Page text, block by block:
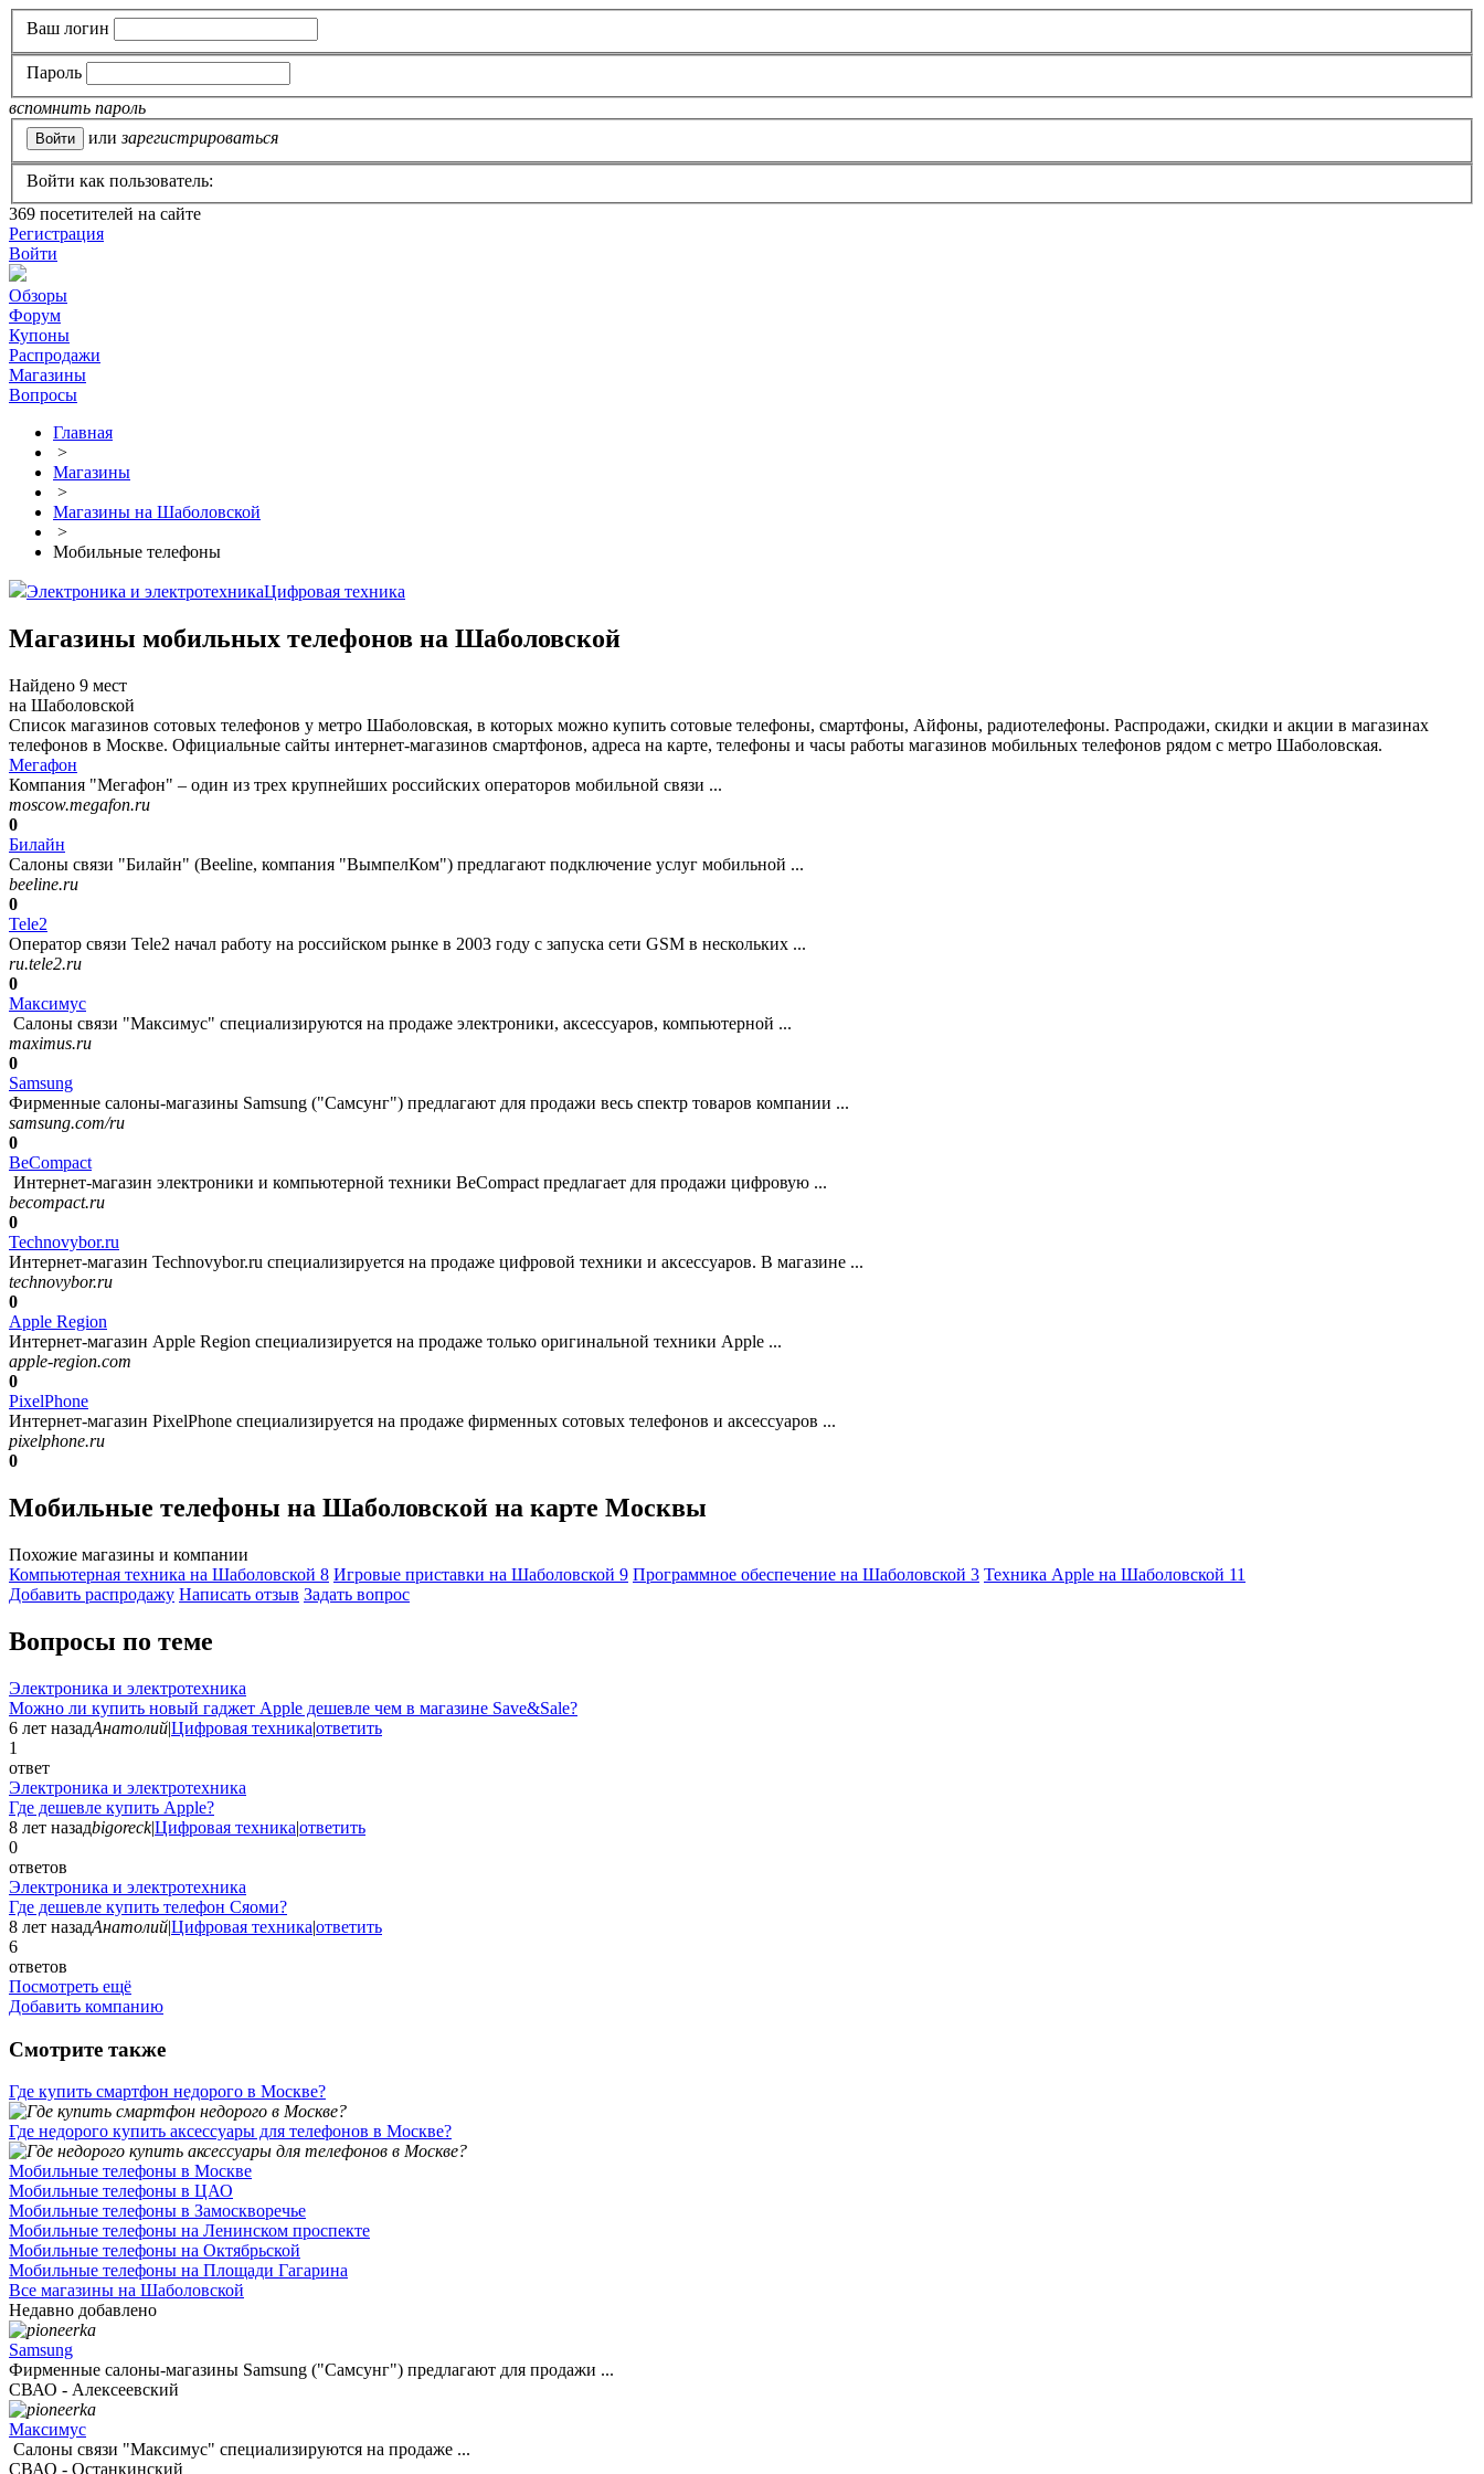
Ваш логин
Пароль
вспомнить пароль
или зарегистрироваться
Войти как пользователь:
369 посетителей на сайте
Регистрация
Войти
Обзоры
Форум
Купоны
Распродажи
Магазины
Вопросы
Главная
>
Магазины
>
Магазины на Шаболовской
>
Мобильные телефоны
Электроника и электротехникаЦифровая техника
Магазины мобильных телефонов на Шаболовской
Найдено 9 мест
на Шаболовской
Список магазинов сотовых телефонов у метро Шаболовская, в которых можно купить сотовые телефоны, смартфоны, Айфоны, радиотелефоны. Распродажи, скидки и акции в магазинах
телефонов в Москве. Официальные сайты интернет-магазинов смартфонов, адреса на карте, телефоны и часы работы магазинов мобильных телефонов рядом с метро Шаболовская.
Мегафон
Компания "Мегафон" – один из трех крупнейших российских операторов мобильной связи ...
moscow.megafon.ru
0
Билайн
Салоны связи "Билайн" (Beeline, компания "ВымпелКом") предлагают подключение услуг мобильной ...
beeline.ru
0
Tele2
Оператор связи Tele2 начал работу на российском рынке в 2003 году с запуска сети GSM в нескольких ...
ru.tele2.ru
0
Максимус
Салоны связи "Максимус" специализируются на продаже электроники, аксессуаров, компьютерной ...
maximus.ru
0
Samsung
Фирменные салоны-магазины Samsung ("Самсунг") предлагают для продажи весь спектр товаров компании ...
samsung.com/ru
0
BeCompact
Интернет-магазин электроники и компьютерной техники BeCompact предлагает для продажи цифровую ...
becompact.ru
0
Technovybor.ru
Интернет-магазин Technovybor.ru специализируется на продаже цифровой техники и аксессуаров. В магазине ...
technovybor.ru
0
Apple Region
Интернет-магазин Apple Region специализируется на продаже только оригинальной техники Apple ...
apple-region.com
0
PixelPhone
Интернет-магазин PixelPhone специализируется на продаже фирменных сотовых телефонов и аксессуаров ...
pixelphone.ru
0
Мобильные телефоны на Шаболовской на карте Москвы
Похожие магазины и компании
Компьютерная техника на Шаболовской 8 Игровые приставки на Шаболовской 9 Программное обеспечение на Шаболовской 3 Техника Apple на Шаболовской 11
Добавить раcпродажу Написать отзыв Задать вопрос
Вопросы по теме
Электроника и электротехника
Можно ли купить новый гаджет Apple дешевле чем в магазине Save&Sale?
6 лет назадАнатолий|Цифровая техника|ответить
1
ответ
Электроника и электротехника
Где дешевле купить Apple?
8 лет назадbigoreck|Цифровая техника|ответить
0
ответов
Электроника и электротехника
Где дешевле купить телефон Сяоми?
8 лет назадАнатолий|Цифровая техника|ответить
6
ответов
Посмотреть ещё
Добавить компанию
Смотрите также
Где купить смартфон недорого в Москве?
Где недорого купить аксессуары для телефонов в Москве?
Мобильные телефоны в Москве
Мобильные телефоны в ЦАО
Мобильные телефоны в Замоскворечье
Мобильные телефоны на Ленинском проспекте
Мобильные телефоны на Октябрьской
Мобильные телефоны на Площади Гагарина
Все магазины на Шаболовской
Недавно добавлено
Samsung
Фирменные салоны-магазины Samsung ("Самсунг") предлагают для продажи ...
СВАО - Алексеевский
Максимус
Салоны связи "Максимус" специализируются на продаже ...
СВАО - Останкинский